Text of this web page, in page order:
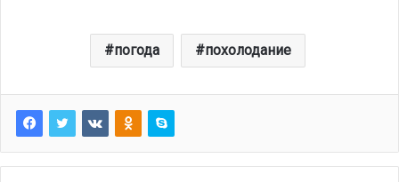
погода похолодание